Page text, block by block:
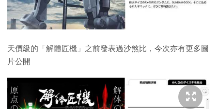
天價級的「解體匠機」之前發表過沙煞比，今次亦有更多圖
片公開